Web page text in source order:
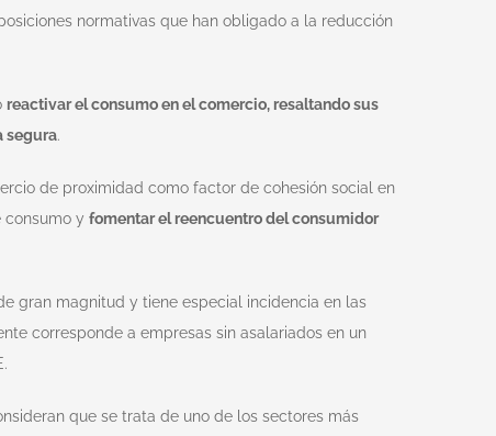
normativas que han obligado a la reducción
reactivar el consumo en el comercio, resaltando sus
segura.
de proximidad como factor de cohesión social en
consumo y fomentar el reencuentro del consumidor
gran magnitud y tiene especial incidencia en las
corresponde a empresas sin asalariados en un
que se trata de uno de los sectores más